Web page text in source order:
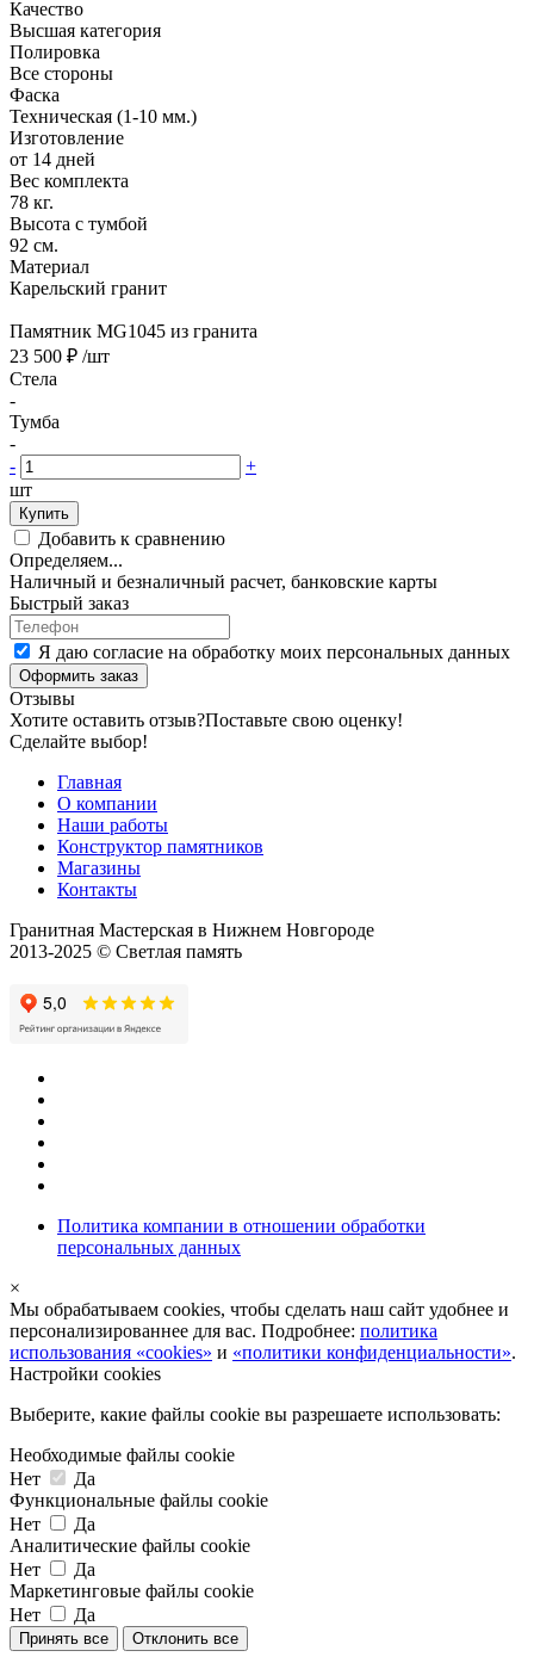
Качество
Высшая категория
Полировка
Все стороны
Фаска
Техническая (1-10 мм.)
Изготовление
от 14 дней
Вес комплекта
78 кг.
Высота с тумбой
92 см.
Материал
Карельский гранит
Памятник MG1045 из гранита
23 500 ₽ /шт
Стела
-
Тумба
-
-
+
шт
Купить
Добавить к сравнению
Определяем...
Наличный и безналичный расчет, банковские карты
Быстрый заказ
Я даю согласие на обработку моих персональных данных
Оформить заказ
Отзывы
Хотите оставить отзыв?Поставьте свою оценку!
Сделайте выбор!
Главная
О компании
Наши работы
Конструктор памятников
Магазины
Контакты
Гранитная Мастерская в Нижнем Новгороде
2013-2025 © Светлая память
Политика компании в отношении обработки
персональных данных
×
Мы обрабатываем cookies, чтобы сделать наш сайт удобнее и
персонализированнее для вас. Подробнее: политика
использования «cookies» и «политики конфиденциальности».
Настройки cookies
Выберите, какие файлы cookie вы разрешаете использовать:
Необходимые файлы cookie
Нет
Да
Функциональные файлы cookie
Нет
Да
Аналитические файлы cookie
Нет
Да
Маркетинговые файлы cookie
Нет
Да
Принять все Отклонить все